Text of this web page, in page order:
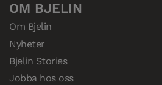
OM BJELIN
Om Bjelin
Nyheter
Bjelin Stories
Jobba hos oss